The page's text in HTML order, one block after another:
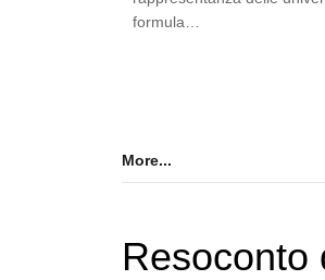
formula…
More...
Resoconto